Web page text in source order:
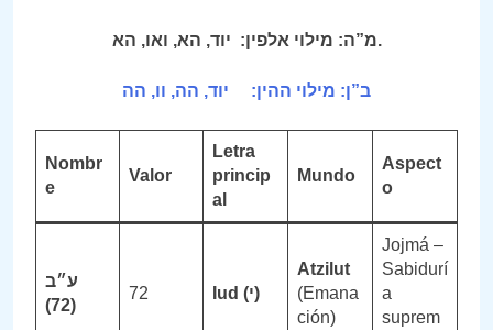
מ”ה: מילוי אלפין: יוד, הא, ואו, הא .
ב”ן: מילוי ההין: יוד, הה, וו, הה
Nombr
e
Valor
Letra
princip
al
Mundo
Aspect
o
ע״ב
(72)
72 ud (י)
Atzilut
(Emana
ción)
Jojmá –
Sabidurí
a
suprem